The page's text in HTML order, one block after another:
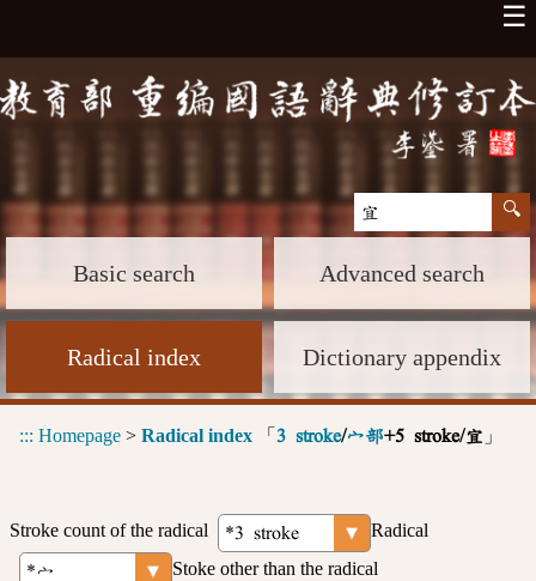
☰
Basic search Advanced search
Radical index Dictionary appendix
::: Homepage > Radical index 「 3 stroke/宀部+5 stroke/宜 」
Stroke count of the radical
Radical
Stoke other than the radical